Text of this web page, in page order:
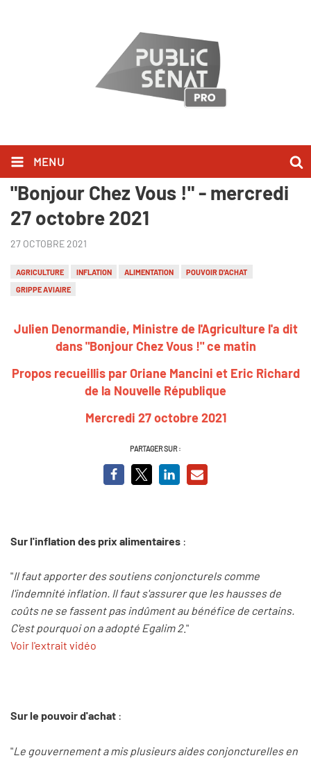
MENU
Julien Denormandie l'a dit dans
"Bonjour Chez Vous !" - mercredi
27 octobre 2021
27 OCTOBRE 2021
AGRICULTURE INFLATION ALIMENTATION
POUVOIR D'ACHAT
GRIPPE AVIAIRE
Julien Denormandie, Ministre de l'Agriculture l'a dit
dans "Bonjour Chez Vous !" ce matin
Propos recueillis par Oriane Mancini et Eric Richard
de la Nouvelle République
Mercredi 27 octobre 2021
PARTAGER SUR :
Sur l'inflation des prix alimentaires :
"Il faut apporter des soutiens conjoncturels comme
l'indemnité inflation. Il faut s'assurer que les hausses de
coûts ne se fassent pas indûment au bénéfice de certains.
C'est pourquoi on a adopté Egalim 2."
Voir l'extrait vidéo
Sur le pouvoir d'achat :
"Le gouvernement a mis plusieurs aides conjoncturelles en